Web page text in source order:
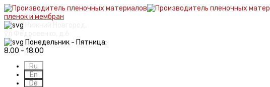
пленок и мембран
Понедельник - Пятница:
8.00 - 18.00